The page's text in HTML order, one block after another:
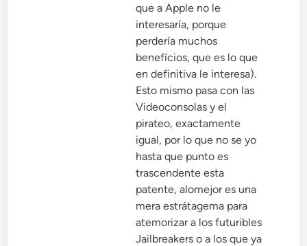
que a Apple no le
interesaría, porque
perdería muchos
benefícios, que es lo que
en definitiva le interesa).
Esto mismo pasa con las
Videoconsolas y el
pirateo, exactamente
igual, por lo que no se yo
hasta que punto es
trascendente esta
patente, alomejor es una
mera estrátagema para
atemorizar a los futuribles
Jailbreakers o a los que ya